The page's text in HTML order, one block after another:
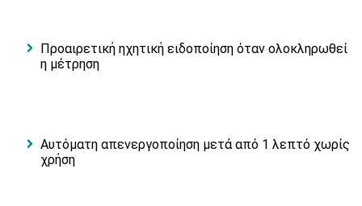
Προαιρετική ηχητική ειδοποίηση όταν ολοκληρωθεί
η μέτρηση
Αυτόματη απενεργοποίηση μετά από 1 λεπτό χωρίς
χρήση